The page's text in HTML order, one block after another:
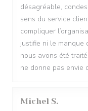
désagréable,
sens du service
compliquer
justifie ni le manque
nous avons été
ne donne pas envie
Michel S